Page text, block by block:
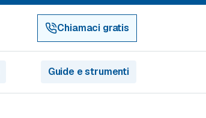
Chiamaci gratis
Guide e strumenti